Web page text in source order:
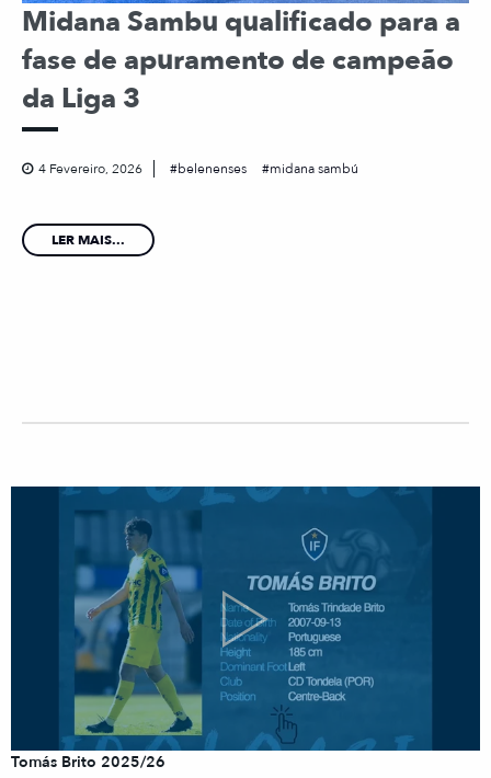
Midana Sambu qualificado para a
fase de apuramento de campeão
da Liga 3
4 Fevereiro, 2026 belenenses midana sambú
LER MAIS...
Tomás Brito 2025/26